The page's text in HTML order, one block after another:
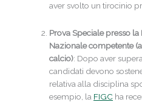
aver svolto un tirocinio
Prova Speciale presso
Nazionale competente
calcio): Dopo aver
candidati devono
relativa alla disciplina
esempio, la FIGC ha